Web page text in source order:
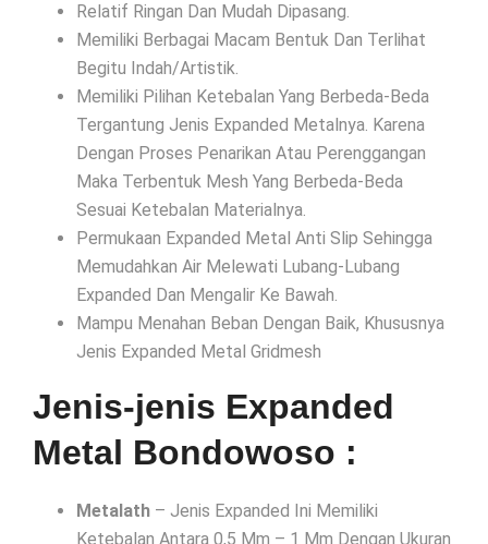
Relatif Ringan Dan Mudah Dipasang.
Memiliki Berbagai Macam Bentuk Dan Terlihat
Begitu Indah/Artistik.
Memiliki Pilihan Ketebalan Yang Berbeda-Beda
Tergantung Jenis Expanded Metalnya. Karena
Dengan Proses Penarikan Atau Perenggangan
Maka Terbentuk Mesh Yang Berbeda-Beda
Sesuai Ketebalan Materialnya.
Permukaan Expanded Metal Anti Slip Sehingga
Memudahkan Air Melewati Lubang-Lubang
Expanded Dan Mengalir Ke Bawah.
Mampu Menahan Beban Dengan Baik, Khususnya
Jenis Expanded Metal Gridmesh
Jenis-jenis Expanded
Metal Bondowoso :
Metalath – Jenis Expanded Ini Memiliki
Ketebalan Antara 0,5 Mm – 1 Mm Dengan Ukuran